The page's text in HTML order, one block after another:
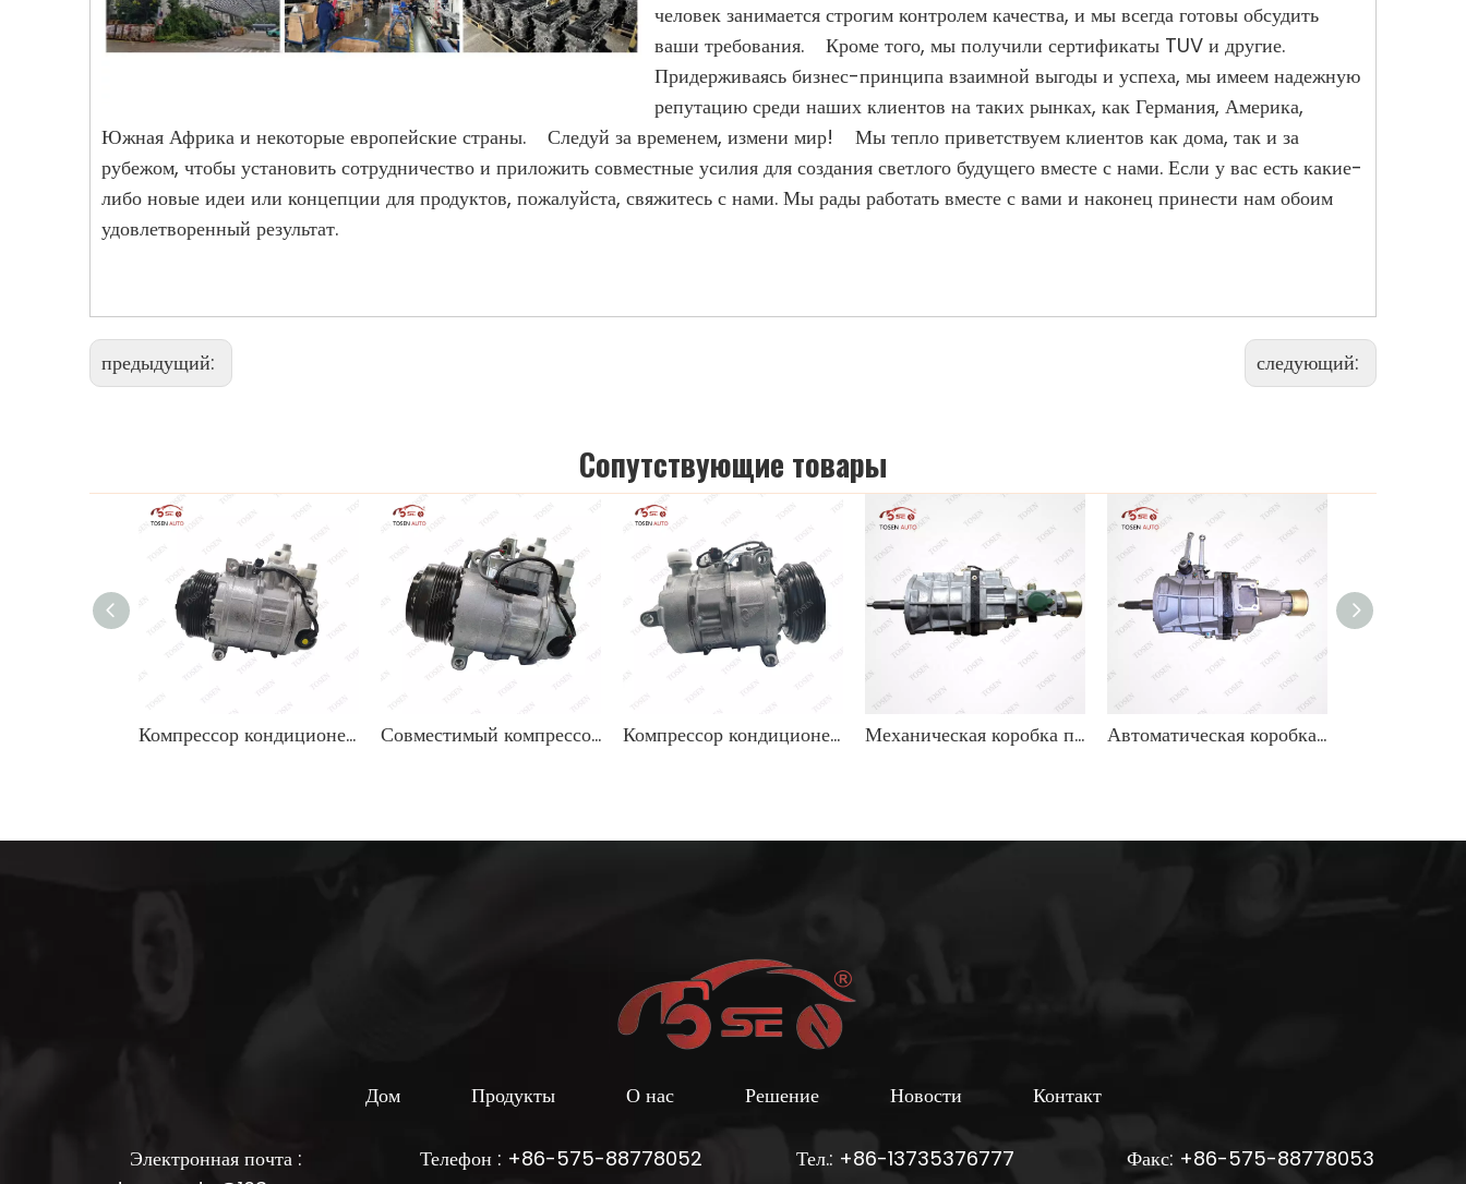
человек занимается строгим контролем качества, и мы всегда готовы обсудить
ваши требования. Кроме того, мы получили сертификаты TUV и другие.
Придерживаясь бизнес-принципа взаимной выгоды и успеха, мы имеем надежную
репутацию среди наших клиентов на таких рынках, как Германия, Америка,
Южная Африка и некоторые европейские страны. Следуй за временем, измени мир! Мы тепло приветствуем клиентов как дома, так и за
рубежом, чтобы установить сотрудничество и приложить совместные усилия для создания светлого будущего вместе с нами. Если у вас есть какие-
либо новые идеи или концепции для продуктов, пожалуйста, свяжитесь с нами. Мы рады работать вместе с вами и наконец принести нам обоим
удовлетворенный результат.
предыдущий: следующий:
Cопутствующие товары
Компрессор кондиционера OEM A0032307811 0032307811 для Mercedes Benz Совместимый компрессор кондиционера OEM 0008300201/0008307100 для Mercedes-Benz Компрессор кондиционера высшего качества OEM 0008307200, 0008309300, 0008309900 для Mercedes-Benz Механическая коробка передач для Toyota Hilux 4x2 – долговечна и надежна Автоматическая коробка передач 3L/5L OEM 33101-35060 для Toyota Hiace
Дом Продукты О нас Решение Новости Контакт
Электронная почта :
Телефон : +86-575-88778052 Тел.: +86-13735376777 Факс: +86-575-88778053